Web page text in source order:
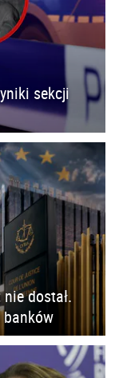
sekcji
dostał.